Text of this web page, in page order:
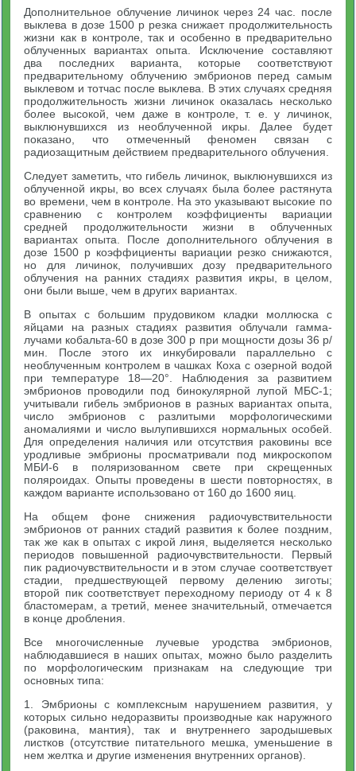
Дополнительное облучение личинок через 24 час. после
выклева в дозе 1500 р резка снижает продолжительность
жизни как в контроле, так и особенно в предварительно
облученных вариантах опыта. Исключение составляют
два последних варианта, которые соответствуют
предварительному облучению эмбрионов перед самым
выклевом и тотчас после выклева. В этих случаях средняя
продолжительность жизни личинок оказалась несколько
более высокой, чем даже в контроле, т. е. у личинок,
выклюнувшихся из необлученной икры. Далее будет
показано, что отмеченный феномен связан с
радиозащитным действием предварительного облучения.
Следует заметить, что гибель личинок, выклюнувшихся из
облученной икры, во всех случаях была более растянута
во времени, чем в контроле. На это указывают высокие по
сравнению с контролем коэффициенты вариации
средней продолжительности жизни в облученных
вариантах опыта. После дополнительного облучения в
дозе 1500 р коэффициенты вариации резко снижаются,
но для личинок, получивших дозу предварительного
облучения на ранних стадиях развития икры, в целом,
они были выше, чем в других вариантах.
В опытах с большим прудовиком кладки моллюска с
яйцами на разных стадиях развития облучали гамма-
лучами кобальта-60 в дозе 300 р при мощности дозы 36 р/
мин. После этого их инкубировали параллельно с
необлученным контролем в чашках Коха с озерной водой
при температуре 18—20°. Наблюдения за развитием
эмбрионов проводили под бинокулярной лупой МБС-1;
учитывали гибель эмбрионов в разных вариантах опыта,
число эмбрионов с разлитыми морфологическими
аномалиями и число вылупившихся нормальных особей.
Для определения наличия или отсутствия раковины все
уродливые эмбрионы просматривали под микроскопом
МБИ-6 в поляризованном свете при скрещенных
поляроидах. Опыты проведены в шести повторностях, в
каждом варианте использовано от 160 до 1600 яиц.
На общем фоне снижения радиочувствительности
эмбрионов от ранних стадий развития к более поздним,
так же как в опытах с икрой линя, выделяется несколько
периодов повышенной радиочувствительности. Первый
пик радиочувствительности и в этом случае соответствует
стадии, предшествующей первому делению зиготы;
второй пик соответствует переходному периоду от 4 к 8
бластомерам, а третий, менее значительный, отмечается
в конце дробления.
Все многочисленные лучевые уродства эмбрионов,
наблюдавшиеся в наших опытах, можно было разделить
по морфологическим признакам на следующие три
основных типа:
1. Эмбрионы с комплексным нарушением развития, у
которых сильно недоразвиты производные как наружного
(раковина, мантия), так и внутреннего зародышевых
листков (отсутствие питательного мешка, уменьшение в
нем желтка и другие изменения внутренних органов).